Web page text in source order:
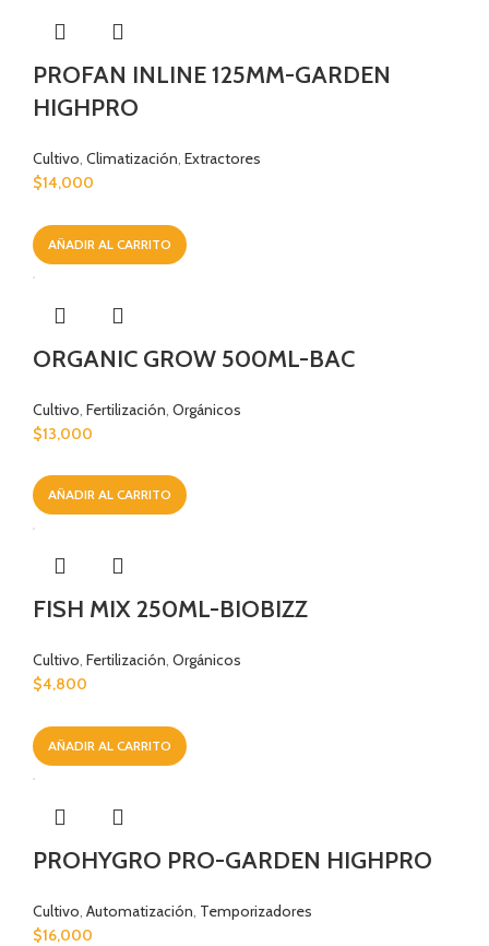
PROFAN INLINE 125MM-GARDEN
HIGHPRO
Cultivo, Climatización, Extractores
$14,000
AÑADIR AL CARRITO
ORGANIC GROW 500ML-BAC
Cultivo, Fertilización, Orgánicos
$13,000
AÑADIR AL CARRITO
FISH MIX 250ML-BIOBIZZ
Cultivo, Fertilización, Orgánicos
$4,800
AÑADIR AL CARRITO
PROHYGRO PRO-GARDEN HIGHPRO
Cultivo, Automatización, Temporizadores
$16,000